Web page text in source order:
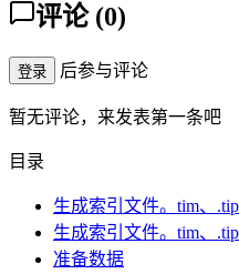
评论 (0)
登录 后参与评论
暂无评论，来发表第一条吧
目录
生成索引文件。tim、
生成索引文件。tim、
准备数据